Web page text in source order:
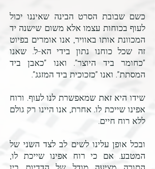
כשם שבובת הסרט הבינה שאיננו יכול
לעוף בכוחות עצמו אלא משום שישנה יד
המכוונת אותו באוויר, אנו אומרים בפיוט
זה שכל כוחנו נתון בידי הא-ל. שאנו
"כחומר ביד היוצר". ואנו "כאבן ביד
המסתת". ואנו "כזכוכית ביד המזגג".
שידו היא זאת שמאפשרת לנו לעוף. ורוח
אפינו שייכת לו. אחרת, אנו היינו רק גולם
ללא רוח חיים.
ובכל אופן עלינו לשים לב לצד השני של
המטבע. אם כי רוח אפינו שייכת לו,